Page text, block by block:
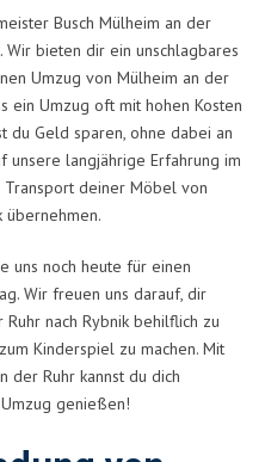
Busch Mülheim an der
bieten dir ein unschlagbares
Umzug von Mülheim an der
ein Umzug oft mit hohen Kosten
du Geld sparen, ohne dabei an
unsere langjährige Erfahrung im
Transport deiner Möbel von
übernehmen.
uns noch heute für einen
Wir freuen uns darauf, dir
nach Rybnik behilflich zu
Kinderspiel zu machen. Mit
der Ruhr kannst du dich
genießen!